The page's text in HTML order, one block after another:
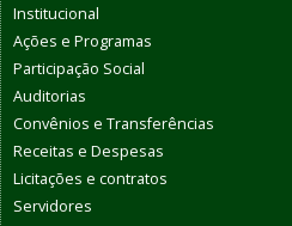
Institucional
Ações e Programas
Participação Social
Auditorias
Convênios e Transferências
Receitas e Despesas
Licitações e contratos
Servidores